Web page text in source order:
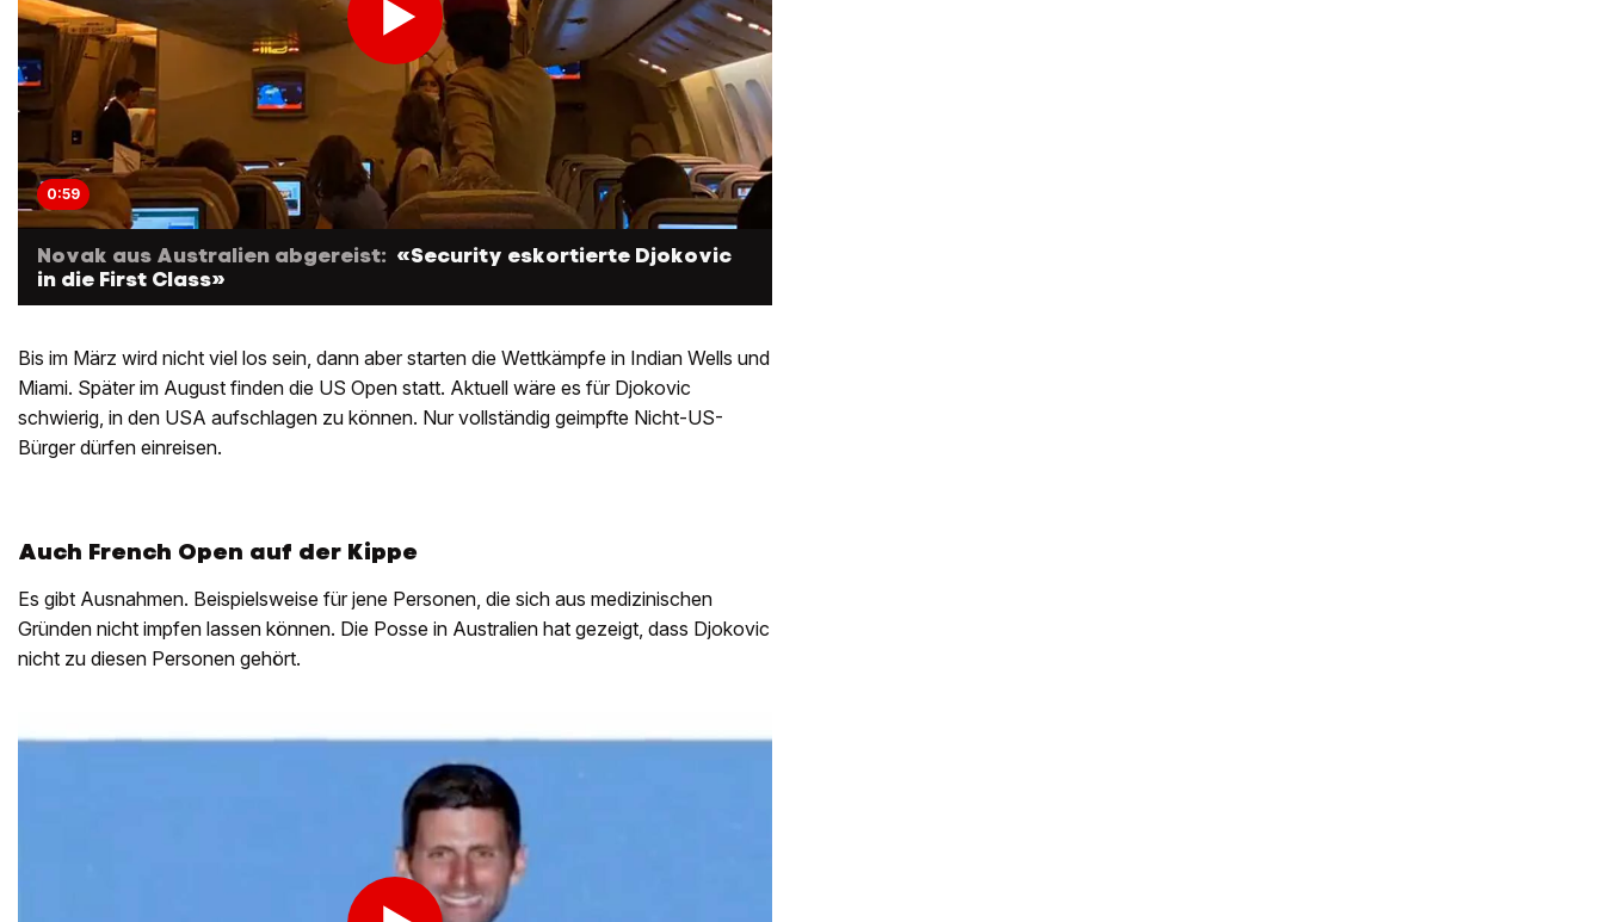
0:59
Novak aus Australien abgereist: «Security eskortierte Djokovic
in die First Class»
Bis im März wird nicht viel los sein, dann aber starten die Wettkämpfe in Indian Wells und
Miami. Später im August finden die US Open statt. Aktuell wäre es für Djokovic
schwierig, in den USA aufschlagen zu können. Nur vollständig geimpfte Nicht-US-
Bürger dürfen einreisen.
Auch French Open auf der Kippe
Es gibt Ausnahmen. Beispielsweise für jene Personen, die sich aus medizinischen
Gründen nicht impfen lassen können. Die Posse in Australien hat gezeigt, dass Djokovic
nicht zu diesen Personen gehört.